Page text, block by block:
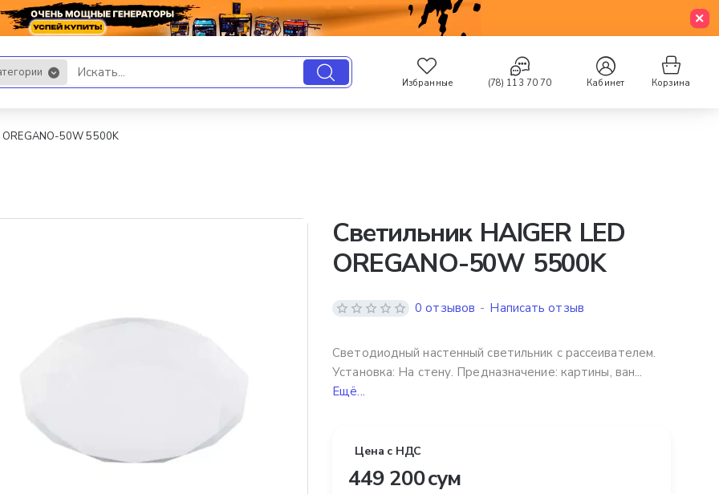
Избранные (78) 113 70 70 Кабинет Корзина
OREGANO-50W 5500K
Светильник HAIGER LED
OREGANO-50W 5500K
Светодиодный настенный светильник с рассеивателем.
Установка: На стену. Предназначение: картины, ван...
Ещё...
0 отзывов - Написать отзыв
Цена с НДС
449 200 сум